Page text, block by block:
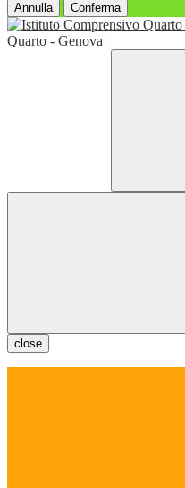
Annulla Conferma
Quarto - Genova
close